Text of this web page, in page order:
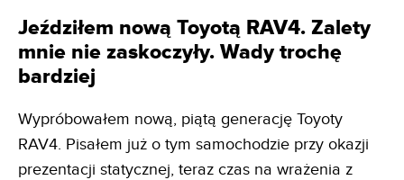
Jeździłem nową Toyotą RAV4. Zalety
mnie nie zaskoczyły. Wady trochę
bardziej
Wypróbowałem nową, piątą generację Toyoty
RAV4. Pisałem już o tym samochodzie przy okazji
prezentacji statycznej, teraz czas na wrażenia z